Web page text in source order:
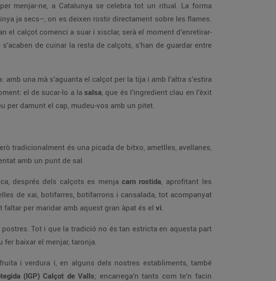
menjar-ne, a Catalunya se celebra tot un ritual. La forma
ja secs–, on es deixen rostir directament sobre les flames.
el calçot comenci a suar i xisclar, serà el moment d’enretirar-
de cuinar la resta de calçots, s’han de guardar entre
una mà s’aguanta el calçot per la tija i amb l’altra s’estira
el de sucar-lo a la salsa, que és l’ingredient clau en l’èxit
per damunt el cap, mudeu-vos amb un pitet.
tradicionalment és una picada de bitxo, ametlles, avellanes,
amb un punt de sal.
després dels calçots es menja carn rostida, aprofitant les
de xai, botifarres, botifarrons i cansalada, tot acompanyat
per maridar amb aquest gran àpat és el vi.
Tot i que la tradició no és tan estricta en aquesta part
fer baixar el menjar, taronja.
i verdura i, en alguns dels nostres establiments, també
(IGP) Calçot de Valls; encarrega’n tants com te’n facin